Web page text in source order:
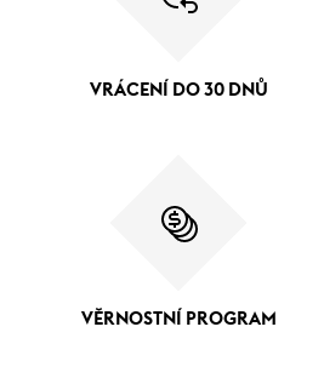
VRÁCENÍ DO 30 DNŮ
VĚRNOSTNÍ PROGRAM